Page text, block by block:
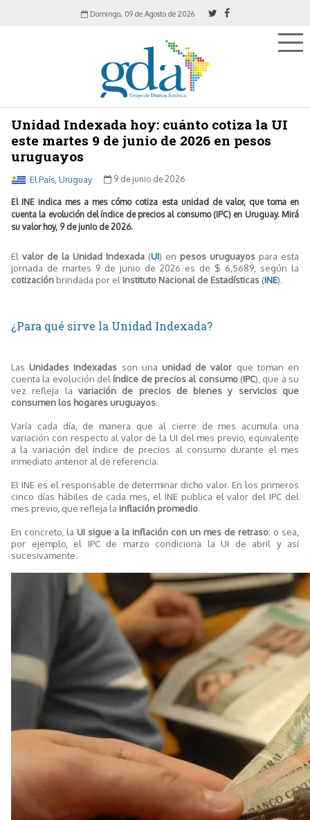
Domingo, 09 de Agosto de 2026
Unidad Indexada hoy: cuánto cotiza la UI
este martes 9 de junio de 2026 en pesos
uruguayos
El País, Uruguay 9 de junio de 2026
El INE indica mes a mes cómo cotiza esta unidad de valor, que toma en
cuenta la evolución del índice de precios al consumo (IPC) en Uruguay. Mirá
su valor hoy, 9 de junio de 2026.
El valor de la Unidad Indexada (UI) en pesos uruguayos para esta
jornada de martes 9 de junio de 2026 es de $ 6,5689, según la
cotización brindada por el Instituto Nacional de Estadísticas (INE).
¿Para qué sirve la Unidad Indexada?
Las Unidades Indexadas son una unidad de valor que toman en
cuenta la evolución del índice de precios al consumo(IPC), que a su
vez refleja la variación de precios de bienes y servicios que
consumen los hogares uruguayos.
Varía cada día, de manera que al cierre de mes acumula una
variación con respecto al valor de la UI del mes previo, equivalente
a la variación del índice de precios al consumo durante el mes
inmediato anterior al de referencia.
El INE es el responsable de determinar dicho valor. En los primeros
cinco días hábiles de cada mes, el INE publica el valor del IPC del
mes previo, que refleja la inflación promedio.
En concreto, la UI sigue a la inflación con un mes de retraso; o sea,
por ejemplo, el IPC de marzo condiciona la UI de abril y así
sucesivamente.